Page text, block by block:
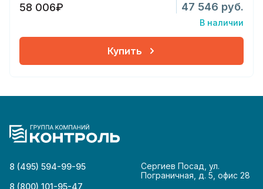
58 006₽ 47 546 руб.
В наличии
Купить
8 (495) 594-99-95
8 (800) 101-95-47
Сергиев Посад, ул.
Пограничная, д. 5, офис 28